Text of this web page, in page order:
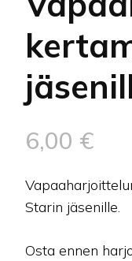
6,00 €
Starin jäsenille.
Osta ennen